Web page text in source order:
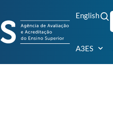
English
A3ES